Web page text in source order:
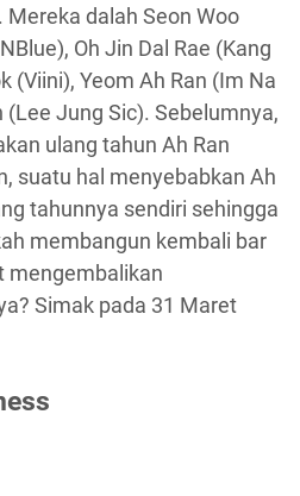
dalah Seon Woo
Oh Jin Dal Rae (Kang
(Viini), Yeom Ah Ran (Im Na
(Lee Jung Sic). Sebelumnya,
ulang tahun Ah Ran
suatu hal menyebabkan Ah
tahunnya sendiri sehingga
membangun kembali bar
mengembalikan
Simak pada 31 Maret